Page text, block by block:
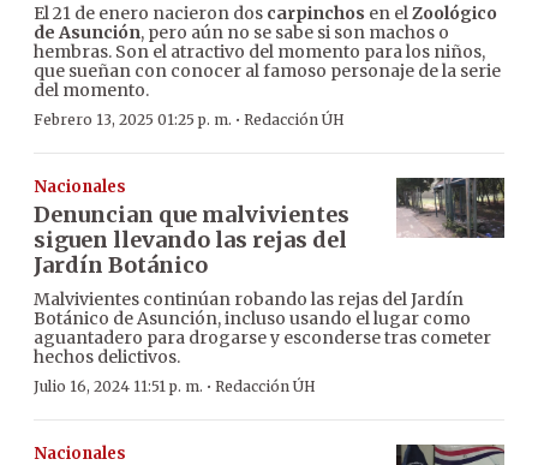
El 21 de enero nacieron dos carpinchos en elZoológico
de Asunción, pero aún no se sabe si son machos o
hembras. Son el atractivo del momento para los niños,
que sueñan con conocer al famoso personaje de la serie
del momento.
Febrero 13, 2025 01:25 p. m. · Redacción ÚH
Nacionales
Denuncian que malvivientes
siguen llevando las rejas del
Jardín Botánico
Malvivientes continúan robando las rejas del Jardín
Botánico de Asunción, incluso usando el lugar como
aguantadero para drogarse y esconderse tras cometer
hechos delictivos.
Julio 16, 2024 11:51 p. m. · Redacción ÚH
Nacionales